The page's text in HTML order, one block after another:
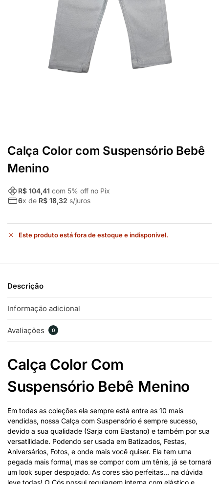
Calça Color com Suspensório Bebê
Menino
R$ 104,41 com 5% off no Pix
6x de R$ 18,32 s/juros
Este produto está fora de estoque e indisponível.
Descrição
Informação adicional
Avaliações 0
Calça Color Com
Suspensório Bebê Menino
Em todas as coleções ela sempre está entre as 10 mais
vendidas, nossa Calça com Suspensório é sempre sucesso,
devido a sua qualidade (Sarja com Elastano) e também por sua
versatilidade. Podendo ser usada em Batizados, Festas,
Aniversários, Fotos, e onde mais você quiser. Ela tem uma
pegada mais formal, mas se compor com um tênis, já se tornará
um look super despojado. As cores são perfeitas… na dúvida